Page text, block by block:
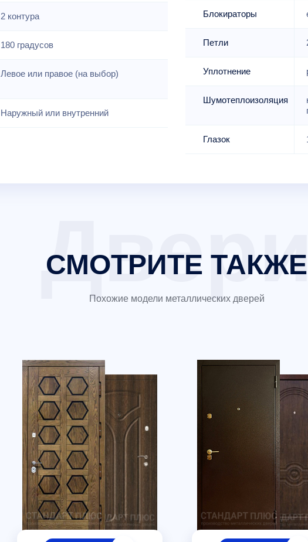
2 контура
180 градусов
Левое или правое (на выбор)
Наружный или внутренний
Блокираторы
Петли
Уплотнение
Шумотеплоизоляция
Глазок
СМОТРИТЕ ТАКЖЕ
Похожие модели металлических дверей